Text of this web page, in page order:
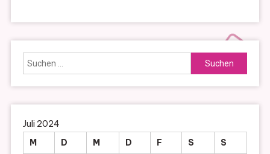
Suchen
nach:
Juli 2024
M
D M D F S
S